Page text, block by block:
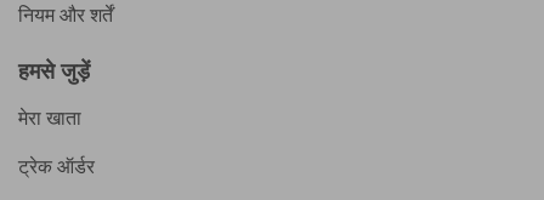
नियम और शर्तें
हमसे जुड़ें
मेरा खाता
ट्रेक ऑर्डर